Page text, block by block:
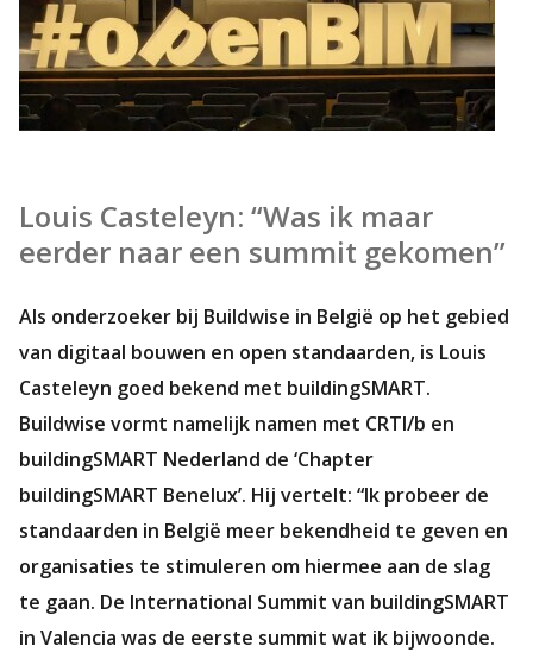
Louis Casteleyn: “Was ik maar
eerder naar een summit gekomen”
Als onderzoeker bij Buildwise in België op het gebied
van digitaal bouwen en open standaarden, is Louis
Casteleyn goed bekend met buildingSMART.
Buildwise vormt namelijk namen met CRTI/b en
buildingSMART Nederland de ‘Chapter
buildingSMART Benelux’. Hij vertelt: “Ik probeer de
standaarden in België meer bekendheid te geven en
organisaties te stimuleren om hiermee aan de slag
te gaan. De International Summit van buildingSMART
in Valencia was de eerste summit wat ik bijwoonde.